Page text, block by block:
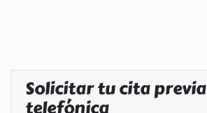
Solicitar tu cita previa